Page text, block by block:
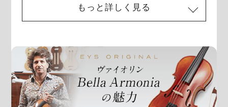
もっと詳しく見る